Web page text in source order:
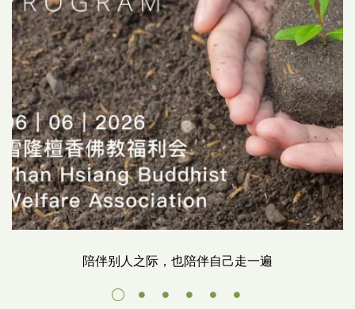
陪伴别人之际，也陪伴自己走一遍